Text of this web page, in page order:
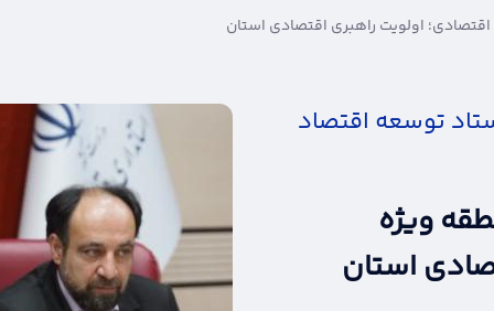
اولویت راهبری اقتصادی استان
توسعه اقتصاد
ویژه
استان